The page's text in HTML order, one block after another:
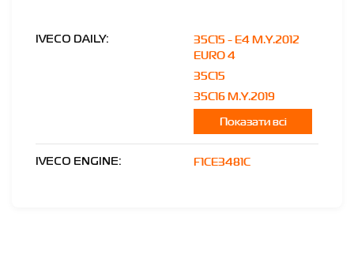
IVECO DAILY:
35C15 - E4 M.Y.2012
EURO 4
35C15
35C16 M.Y.2019
Показати всі
IVECO ENGINE: F1CE3481C